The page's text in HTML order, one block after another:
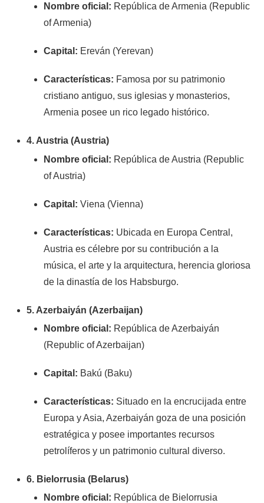
Nombre oficial: República de Armenia (Republic
of Armenia)
Capital: Ereván (Yerevan)
Características: Famosa por su patrimonio
cristiano antiguo, sus iglesias y monasterios,
Armenia posee un rico legado histórico.
4. Austria (Austria)
Nombre oficial: República de Austria (Republic
of Austria)
Capital: Viena (Vienna)
Características: Ubicada en Europa Central,
Austria es célebre por su contribución a la
música, el arte y la arquitectura, herencia gloriosa
de la dinastía de los Habsburgo.
5. Azerbaiyán (Azerbaijan)
Nombre oficial: República de Azerbaiyán
(Republic of Azerbaijan)
Capital: Bakú (Baku)
Características: Situado en la encrucijada entre
Europa y Asia, Azerbaiyán goza de una posición
estratégica y posee importantes recursos
petrolíferos y un patrimonio cultural diverso.
6. Bielorrusia (Belarus)
Nombre oficial: República de Bielorrusia